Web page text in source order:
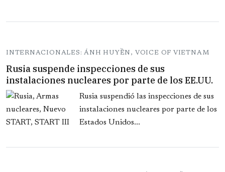
INTERNACIONALES: ÁNH HUYỀN, VOICE OF VIETNAM
Rusia suspende inspecciones de sus
instalaciones nucleares por parte de los EE.UU.
Rusia suspendió las inspecciones de sus
instalaciones nucleares por parte de los
Estados Unidos...